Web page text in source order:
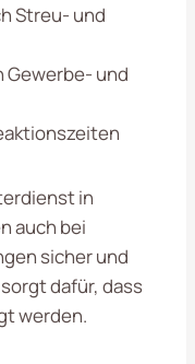
Streu- und
Gewerbe- und
in
auch bei
sicher und
dafür, dass
werden.